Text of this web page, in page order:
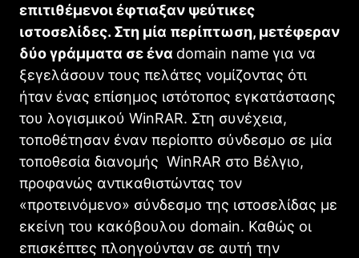
επιτιθέμενοι έφτιαξαν ψεύτικες
ιστοσελίδες. Στη μία περίπτωση, μετέφεραν
δύο γράμματα σε ένα domain name για να
ξεγελάσουν τους πελάτες νομίζοντας ότι
ήταν ένας επίσημος ιστότοπος εγκατάστασης
του λογισμικού WinRAR. Στη συνέχεια,
τοποθέτησαν έναν περίοπτο σύνδεσμο σε μία
τοποθεσία διανομής WinRAR στο Βέλγιο,
προφανώς αντικαθιστώντας τον
«προτεινόμενο» σύνδεσμο της ιστοσελίδας με
εκείνη του κακόβουλου domain. Καθώς οι
επισκέπτες πλοηγούνταν σε αυτή την